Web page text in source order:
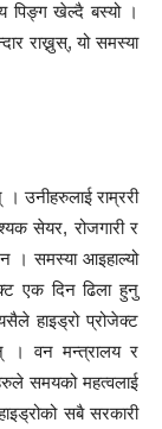
पिङ्ग खेल्दै बस्यो ।
राख्नुस्, यो समस्या
उनीहरुलाई राम्ररी
सेयर, रोजगारी र
। समस्या आइहाल्यो
एक दिन ढिला हुनु
हाइड्रो प्रोजेक्ट
। वन मन्त्रालय र
समयको महत्वलाई
सबै सरकारी